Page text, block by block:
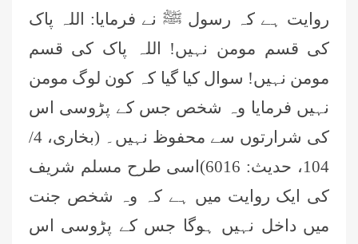
روایت ہے کہ رسول ﷺ نے فرمایا: اللہ پاک
کی قسم مومن نہیں! اللہ پاک کی قسم
مومن نہیں! سوال کیا گیا کہ کون لوگ مومن
نہیں فرمایا وہ شخص جس کے پڑوسی اس
کی شرارتوں سے محفوظ نہیں۔ (بخاری، 4/
104، حدیث: 6016)اسی طرح مسلم شریف
کی ایک روایت میں ہے کہ وہ شخص جنت
میں داخل نہیں ہوگا جس کے پڑوسی اس